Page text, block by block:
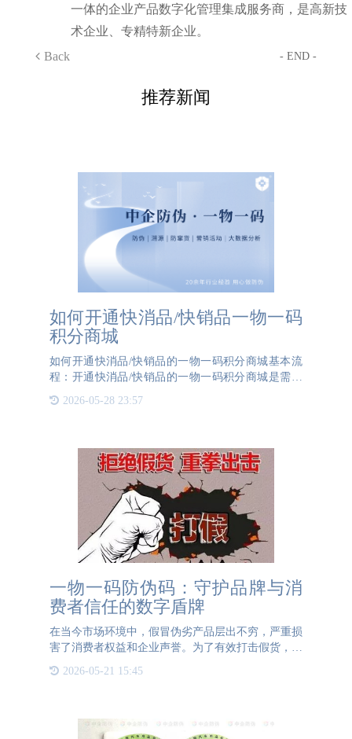
一体的企业产品数字化管理集成服务商，是高新技
术企业、专精特新企业。
Back
- END -
推荐新闻
如何开通快消品/快销品一物一码
积分商城
如何开通快消品/快销品的一物一码积分商城基本流
程：开通快消品/快销品的一物一码积分商城是需要
施和高效运行。以下是一个详细的指南，帮助企业了
2026-05-28 23:57
一物一码防伪码：守护品牌与消
费者信任的数字盾牌
在当今市场环境中，假冒伪劣产品层出不穷，严重损
害了消费者权益和企业声誉。为了有效打击假货，一
工具。一物一码防伪码是一种特殊的二维码，每个产
2026-05-21 15:45